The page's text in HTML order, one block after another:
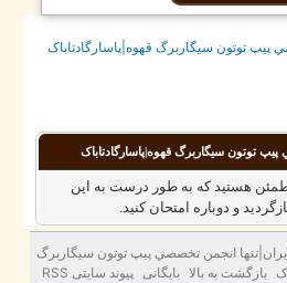
سيگاربرگ قهوه|پاسارگادتاباک
سيگاربرگ قهوه|پاسارگادتاباک
هستید که به طور درست به این
و دوباره امتحان کنید.
انجمن تخصصي پيپ توتون سيگاربرگ
به بالا بایگانی پیوند سایتی RSS